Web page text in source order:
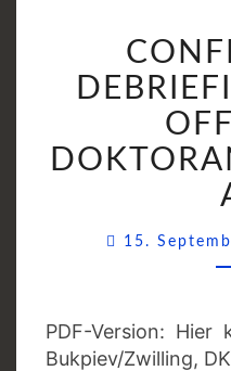
15.
PDF-Version: Hier
Bukpiev/Zwilling,